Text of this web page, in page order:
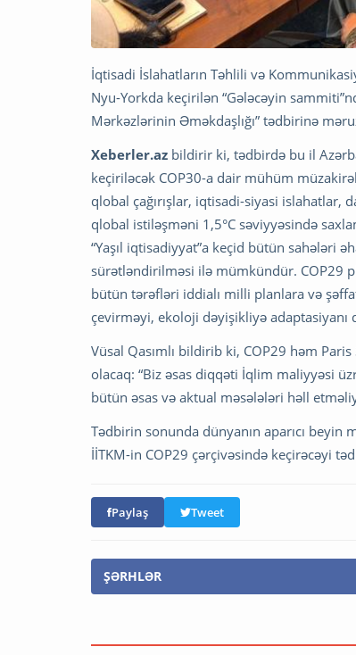
İqtisadi İslahatların Təhlili və
Nyu-Yorkda keçirilən “Gələcəyin
Mərkəzlərinin Əməkdaşlığı” tədbirinə
Xeberler.az bildirir ki, tədbirdə bu il
keçiriləcək COP30-a dair mühüm
qlobal çağırışlar, iqtisadi-siyasi islahatlar,
qlobal istiləşməni 1,5°C səviyyəsində
“Yaşıl iqtisadiyyat”a keçid bütün sahələri
sürətləndirilməsi ilə mümkündür. COP29
bütün tərəfləri iddialı milli planlara və
çevirməyi, ekoloji dəyişikliyə adaptasiyanı
Vüsal Qasımlı bildirib ki, COP29 həm
olacaq: “Biz əsas diqqəti İqlim maliyyəsi
bütün əsas və aktual məsələləri həll
Tədbirin sonunda dünyanın aparıcı
İİTKM-in COP29 çərçivəsində keçirəcəyi
Paylaş Tweet
ŞƏRHLƏR